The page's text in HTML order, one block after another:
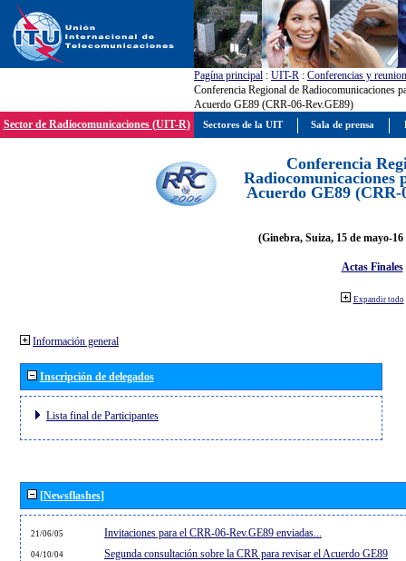
Pagína principal : UIT-R : Conferencias y
Conferencia Regional de Radiocomunicaciones
Acuerdo GE89 (CRR-06-Rev.GE89)
Sector de Radiocomunicaciones (UIT-R)
Conferencia
Radiocomunicaciones
Acuerdo GE89 (CRR-
(Ginebra, Suiza, 15 de mayo-
Actas Finales
Expandir todo
Información general
Inscripción de delegados
Lista final de Participantes
[Newsflashes]
21/06/05 Invitaciones para el CRR-06-Rev.GE89 enviadas...
04/10/04 Segunda consultación sobre la CRR para revisar el Acuerdo GE89
Sectores de la UIT Sala de prensa